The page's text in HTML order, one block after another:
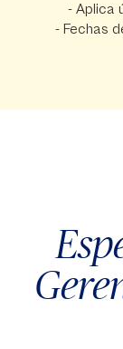
- Aplica
- Fechas